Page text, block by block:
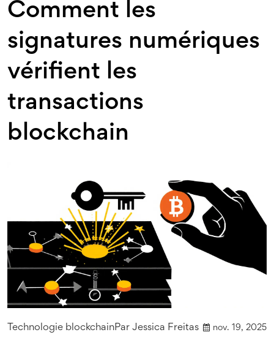
Comment les
signatures numériques
vérifient les
transactions
blockchain
Technologie blockchainPar Jessica Freitas nov. 19, 2025